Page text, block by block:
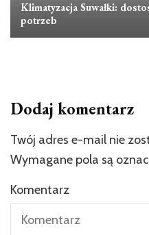
Klimatyzacja Suwałki:
potrzeb
Dodaj komentarz
Twój adres e-mail nie
Wymagane pola są
Komentarz